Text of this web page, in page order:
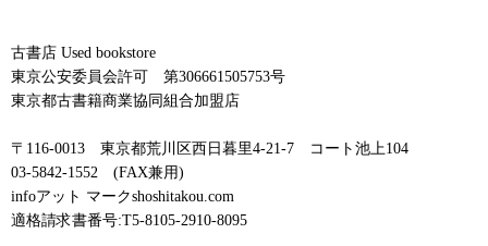
古書店 Used bookstore
東京公安委員会許可 第306661505753号
東京都古書籍商業協同組合加盟店
〒116-0013 東京都荒川区西日暮里4-21-7 コート池上104
03-5842-1552 (FAX兼用)
infoアット マークshoshitakou.com
適格請求書番号:T5-8105-2910-8095